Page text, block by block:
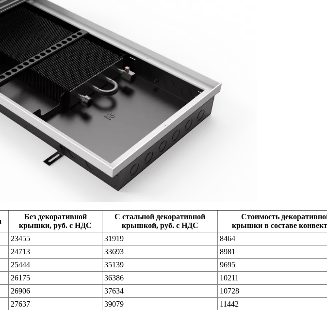
Без декоративной
крышки, руб. с НДС
С стальной декоративной
крышкой, руб. с НДС
Стоимость
крышки в составе
23455 31919
8464
24713 33693
8981
25444 35139
9695
26175 36386
10211
26906 37634
10728
27637 39079
11442